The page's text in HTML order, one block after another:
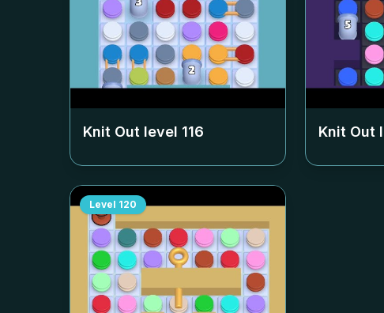
Knit Out level 116 Knit Out
Level 120